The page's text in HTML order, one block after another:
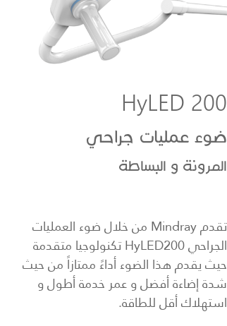
HyLED 200
ضوء عمليات جراحي
المرونة و البساطة
تقدم Mindray من خلال ضوء العمليات
الجراحي HyLED200 تكنولوجيا متقدمة
حيث يقدم هذا الضوء أداءً ممتازاً من حيث
شدة إضاءة أفضل و عمر خدمة أطول و
استهلاك أقل للطاقة.